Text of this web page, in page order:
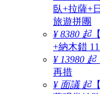
臥+拉薩+
旅遊拼團
¥ 8380 起
+納木錯
¥ 13980 起
再措
¥ 面議 起